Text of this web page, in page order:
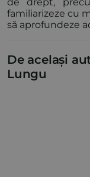
familiarizeze cu
să aprofundeze
De același
Lungu